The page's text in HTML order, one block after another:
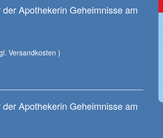
der Apothekerin Geheimnisse am
Versandkosten )
der Apothekerin Geheimnisse am